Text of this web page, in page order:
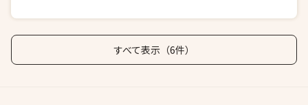
すべて表示（6件）